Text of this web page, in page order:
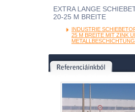
EXTRA LANGE
20-25 M BREITE
INDUSTRIE
25 M BREITE MIT ZINK
METALLBESCHICHTUNG